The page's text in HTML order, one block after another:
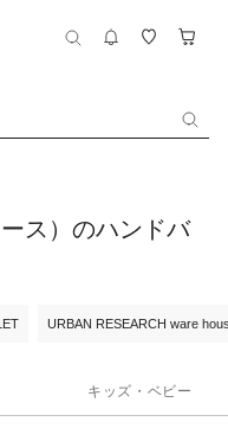
ス）のハンドバ
URBAN RESEARCH ware
キッズ・ベビー